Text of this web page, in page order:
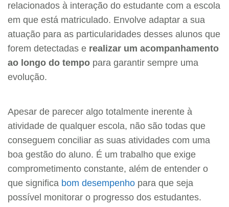
relacionados à interação do estudante com a escola
em que está matriculado. Envolve adaptar a sua
atuação para as particularidades desses alunos que
forem detectadas e realizar um acompanhamento
ao longo do tempo para garantir sempre uma
evolução.
Apesar de parecer algo totalmente inerente à
atividade de qualquer escola, não são todas que
conseguem conciliar as suas atividades com uma
boa gestão do aluno. É um trabalho que exige
comprometimento constante, além de entender o
que significa bom desempenho para que seja
possível monitorar o progresso dos estudantes.